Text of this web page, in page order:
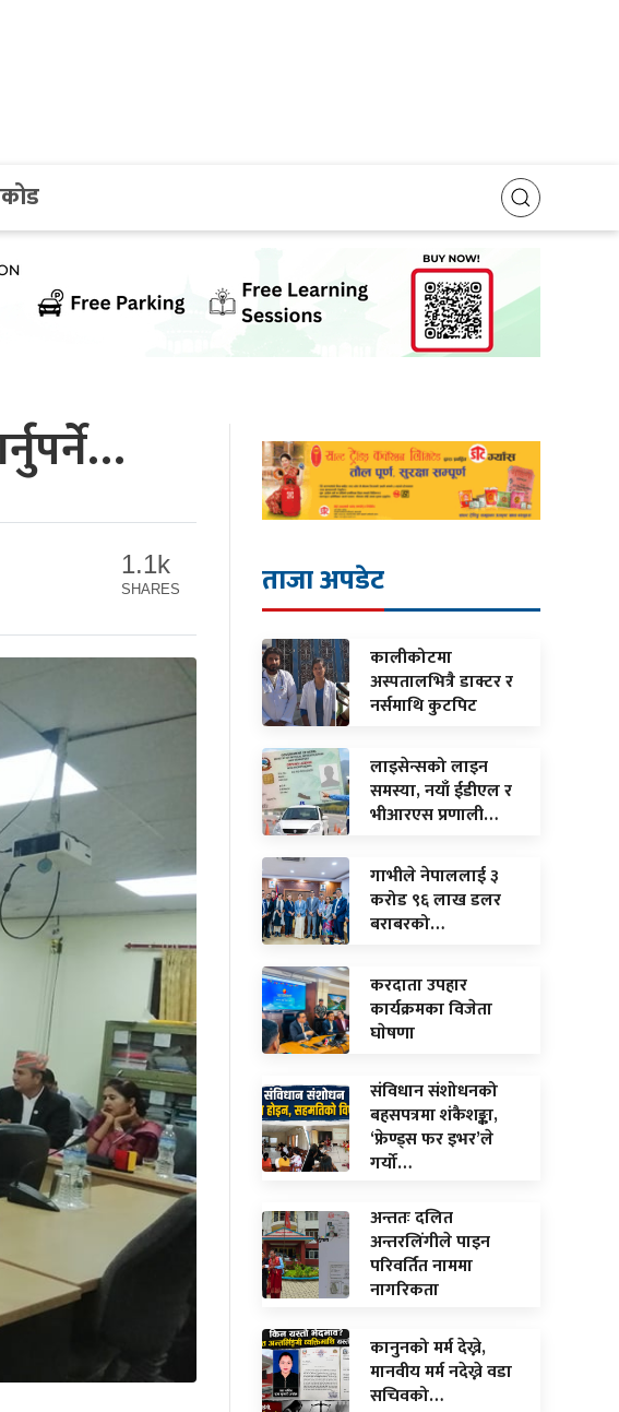
1.1k
SHARES ताजा अपडेट
कालीकोटमा
अस्पतालभित्रै डाक्टर र
नर्समाथि कुटपिट
लाइसेन्सको लाइन
समस्या, नयाँ ईडीएल र
भीआरएस प्रणाली…
गाभीले नेपाललाई ३
करोड ९६ लाख डलर
बराबरको…
करदाता उपहार
कार्यक्रमका विजेता
घाेषणा
संविधान संशोधनको
बहसपत्रमा शंकैशङ्का,
‘फ्रेण्ड्स फर इभर’ले
गर्यो…
अन्ततः दलित
अन्तरलिंगीले पाइन
परिवर्तित नाममा
नागरिकता
कानुनको मर्म देख्ने,
मानवीय मर्म नदेख्ने वडा
सचिवको…